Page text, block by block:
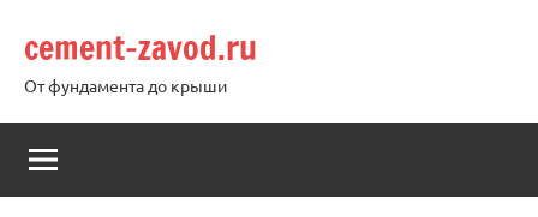
содержимому
cement-zavod.ru
От фундамента до крыши